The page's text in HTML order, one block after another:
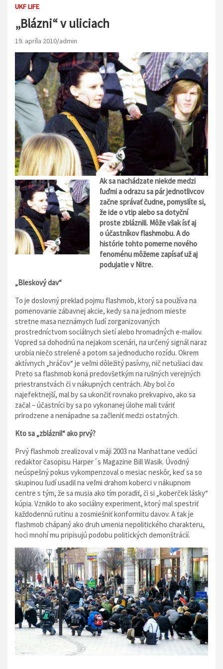
UKF LIFE
„Blázni“ v uliciach
19. apríla 2010 admin
Ak sa nachádzate niekde medzi
ľuďmi a odrazu sa pár jednotlivcov
začne správať čudne, pomyslíte si,
že ide o vtip alebo sa dotyční
proste zbláznili. Môže však ísť aj
o účastníkov flashmobu.A do
histórie tohto pomerne nového
fenoménu môžeme zapísať už aj
podujatie v Nitre.
„Bleskový dav“
To je doslovný preklad pojmu flashmob, ktorý sa používa na
pomenovanie zábavnej akcie, kedy sa na jednom mieste
stretne masa neznámych ľudí zorganizovaných
prostredníctvom sociálnych sietí alebo hromadných e-mailov.
Vopred sa dohodnú na nejakom scenári, na určený signál naraz
urobia niečo strelené a potom sa jednoducho rozídu. Okrem
aktívnych „hráčov“ je veľmi dôležitý pasívny, nič netušiaci dav.
Preto sa flashmob koná predovšetkým na rušných verejných
priestranstvách či v nákupných centrách. Aby bol čo
najefektnejší, mal by sa ukončiť rovnako prekvapivo, ako sa
začal – účastníci by sa po vykonanej úlohe mali tváriť
prirodzene a nenápadne sa začleniť medzi ostatných.
Kto sa „zbláznil“ ako prvý?
Prvý flashmob zrealizoval v máji 2003 na Manhattane vedúci
redaktor časopisu Harper´s Magazine Bill Wasik. Úvodný
neúspešný pokus vykompenzoval o mesiac neskôr, keď sa so
skupinou ľudí usadil na veľmi drahom koberci v nákupnom
centre s tým, že sa musia ako tím poradiť, či si „koberček lásky“
kúpia. Vzniklo to ako sociálny experiment, ktorý mal spestriť
každodennú rutinu a zosmiešniť konformitu davov. A tak je
flashmob chápaný ako druh umenia nepolitického charakteru,
hoci mnohí mu pripisujú podobu politických demonštrácií.